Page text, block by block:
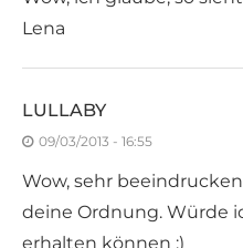
Lena
LULLABY
09/03/2013 - 16:55
Wow, sehr
deine Ordnung. Würde
erhalten können :)